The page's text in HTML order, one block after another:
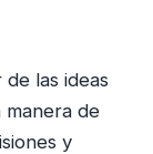
las ideas
manera de
y